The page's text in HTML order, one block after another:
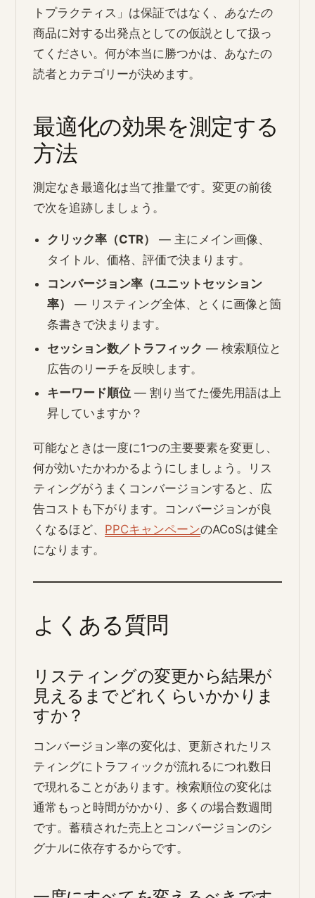
トプラクティス」は保証ではなく、 あなたの
商品に対する出発点としての仮説として扱っ
てください。何が本当に勝つかは、あなたの
読者とカテゴリーが決めます。
最適化の効果を測定する
方法
測定なき最適化は当て推量です。変更の前後
で次を追跡しましょう。
クリック率（CTR）
— 主にメイン画像、
タイトル、価格、評価で決まります。
コンバージョン率（ユニットセッション
率）
— リスティング全体、とくに画像と箇
条書きで決まります。
セッション数／トラフィック — 検索順位と
広告のリーチを反映します。
キーワード順位 — 割り当てた優先用語は上
昇していますか？
可能なときは一度に1つの主要要素を変更し、
何が効いたかわかるようにしましょう。リス
ティングがうまくコンバージョンすると、広
告コストも下がります。コンバージョンが良
くなるほど、 PPCキャンペーンのACoSは健全
になります。
よくある質問
リスティングの変更から結果が
見えるまでどれくらいかかりま
すか？
コンバージョン率の変化は、更新されたリス
ティングにトラフィックが流れるにつれ数日
で現れることがあります。検索順位の変化は
通常もっと時間がかかり、多くの場合数週間
です。蓄積された売上とコンバージョンのシ
グナルに依存するからです。